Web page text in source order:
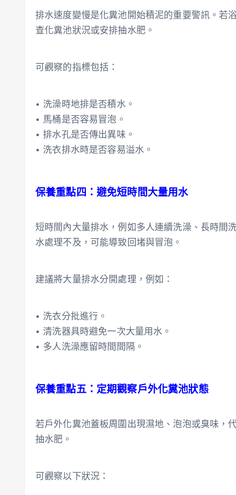
排水速度變慢是化糞池開始積泥的重要警訊。若
查化糞池狀況或安排抽水肥。
可觀察的指標包括：
• 洗澡時地排是否積水。
• 馬桶是否容易冒泡。
• 排水孔是否傳出異味。
• 洗衣排水時是否容易溢水。
保養重點四：避免短時間大量用水
短時間內大量排水，例如多人連續洗澡、長時間
水處理不及，可能導致回堵與冒泡。
建議將大量排水分開處理，例如：
• 洗衣分批進行。
• 清洗器具時避免一次大量用水。
• 多人洗澡應留時間間隔。
保養重點五：定期觀察戶外化糞池狀態
若戶外化糞池蓋板周圍出現濕地、泡泡或臭味，
抽水肥。
可觀察以下狀況：